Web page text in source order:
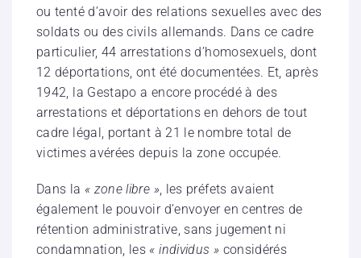
ou tenté d’avoir des relations sexuelles avec des
soldats ou des civils allemands. Dans ce cadre
particulier, 44 arrestations d’homosexuels, dont
12 déportations, ont été documentées. Et, après
1942, la Gestapo a encore procédé à des
arrestations et déportations en dehors de tout
cadre légal, portant à 21 le nombre total de
victimes avérées depuis la zone occupée.
Dans la « zone libre », les préfets avaient
également le pouvoir d’envoyer en centres de
rétention administrative, sans jugement ni
condamnation, les « individus » considérés